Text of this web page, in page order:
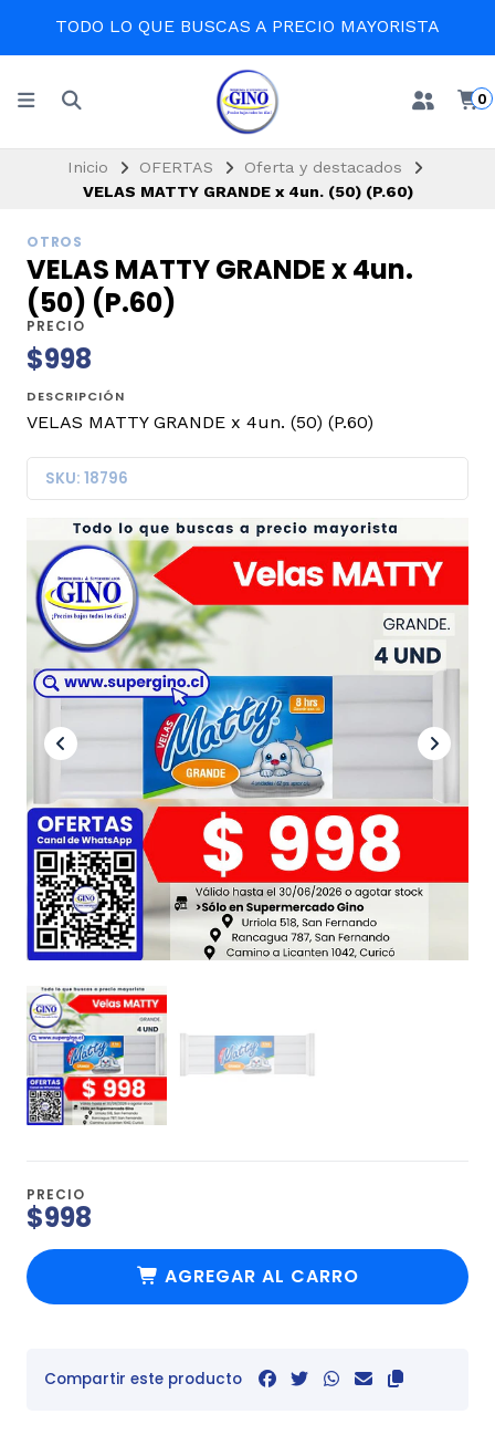
TODO LO QUE BUSCAS A PRECIO MAYORISTA
0
Inicio OFERTAS
Oferta y destacados
VELAS MATTY GRANDE x 4un. (50) (P.60)
OTROS
VELAS MATTY GRANDE x 4un.
(50) (P.60)
PRECIO
$998
DESCRIPCIÓN
VELAS MATTY GRANDE x 4un. (50) (P.60)
SKU: 18796
PRECIO
$998
AGREGAR AL CARRO
Compartir este producto